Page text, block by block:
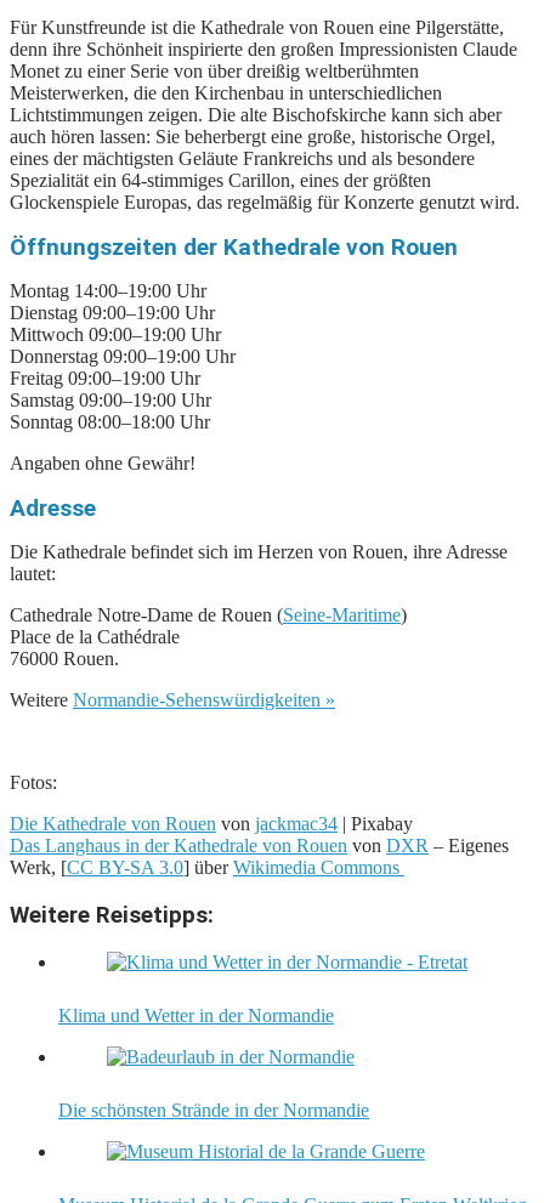
Für Kunstfreunde ist die Kathedrale von Rouen eine Pilgerstätte,
denn ihre Schönheit inspirierte den großen Impressionisten Claude
Monet zu einer Serie von über dreißig weltberühmten
Meisterwerken, die den Kirchenbau in unterschiedlichen
Lichtstimmungen zeigen. Die alte Bischofskirche kann sich aber
auch hören lassen: Sie beherbergt eine große, historische Orgel,
eines der mächtigsten Geläute Frankreichs und als besondere
Spezialität ein 64-stimmiges Carillon, eines der größten
Glockenspiele Europas, das regelmäßig für Konzerte genutzt wird.
Öffnungszeiten der Kathedrale von Rouen
Montag 14:00–19:00 Uhr
Dienstag 09:00–19:00 Uhr
Mittwoch 09:00–19:00 Uhr
Donnerstag 09:00–19:00 Uhr
Freitag 09:00–19:00 Uhr
Samstag 09:00–19:00 Uhr
Sonntag 08:00–18:00 Uhr
Angaben ohne Gewähr!
Adresse
Die Kathedrale befindet sich im Herzen von Rouen, ihre Adresse
lautet:
Cathedrale Notre-Dame de Rouen (Seine-Maritime)
Place de la Cathédrale
76000 Rouen.
Weitere Normandie-Sehenswürdigkeiten »
Fotos:
Die Kathedrale von Rouen von jackmac34 | Pixabay
Das Langhaus in der Kathedrale von Rouen von DXR – Eigenes
Werk, [CC BY-SA 3.0] überWikimedia Commons
Weitere Reisetipps:
Klima und Wetter in der Normandie
Die schönsten Strände in der Normandie